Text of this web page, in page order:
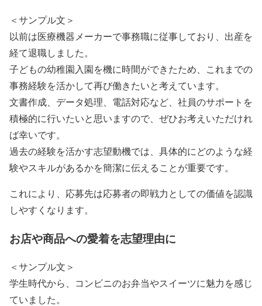
＜サンプル文＞
以前は医療機器メーカーで事務職に従事しており、出産を
経て退職しました。
子どもの幼稚園入園を機に時間ができたため、これまでの
事務経験を活かして再び働きたいと考えています。
文書作成、データ処理、電話対応など、社員のサポートを
積極的に行いたいと思いますので、ぜひお考えいただけれ
ば幸いです。
過去の経験を活かす志望動機では、具体的にどのような経
験やスキルがあるかを簡潔に伝えることが重要です。
これにより、応募先は応募者の即戦力としての価値を認識
しやすくなります。
お店や商品への愛着を志望理由に
＜サンプル文＞
学生時代から、コンビニのお弁当やスイーツに魅力を感じ
ていました。